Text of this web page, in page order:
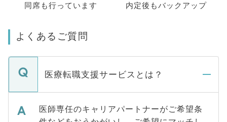
同席も行っています
内定後もバックアップ
よくあるご質問
医療転職支援サービスとは？
医師専任のキャリアパートナーがご希望条